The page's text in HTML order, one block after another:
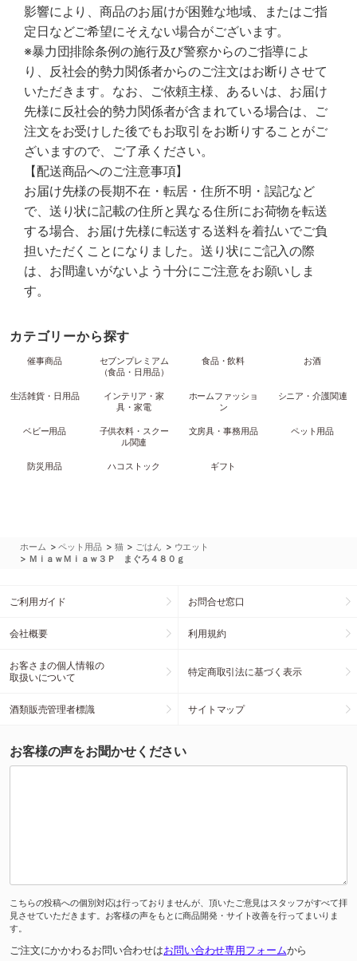
影響により、商品のお届けが困難な地域、またはご指
定日などご希望にそえない場合がございます。
※暴力団排除条例の施行及び警察からのご指導によ
り、反社会的勢力関係者からのご注文はお断りさせて
いただきます。なお、ご依頼主様、あるいは、お届け
先様に反社会的勢力関係者が含まれている場合は、ご
注文をお受けした後でもお取引をお断りすることがご
ざいますので、ご了承ください。
【配送商品へのご注意事項】
お届け先様の長期不在・転居・住所不明・誤記など
で、送り状に記載の住所と異なる住所にお荷物を転送
する場合、お届け先様に転送する送料を着払いでご負
担いただくことになりました。送り状にご記入の際
は、お間違いがないよう十分にご注意をお願いしま
す。
カテゴリーから探す
催事商品
セブンプレミアム
（食品・日用品）
食品・飲料 お酒
生活雑貨・日用品
インテリア・家
具・家電
ホームファッショ
ン
シニア・介護関連
ベビー用品
子供衣料・スクー
ル関連
文房具・事務用品 ペット用品
防災用品 ハコストック ギフト
ホーム >ペット用品 > 猫 > ごはん > ウエット
> ＭｉａｗＭｉａｗ３Ｐ まぐろ４８０ｇ
ご利用ガイド お問合せ窓口
会社概要 利用規約
お客さまの個人情報の
取扱いについて
特定商取引法に基づく表示
酒類販売管理者標識 サイトマップ
お客様の声をお聞かせください
こちらの投稿への個別対応は行っておりませんが、頂いたご意見はスタッフがすべて拝
見させていただきます。お客様の声をもとに商品開発・サイト改善を行ってまいりま
す。
ご注文にかかわるお問い合わせはお問い合わせ専用フォームから